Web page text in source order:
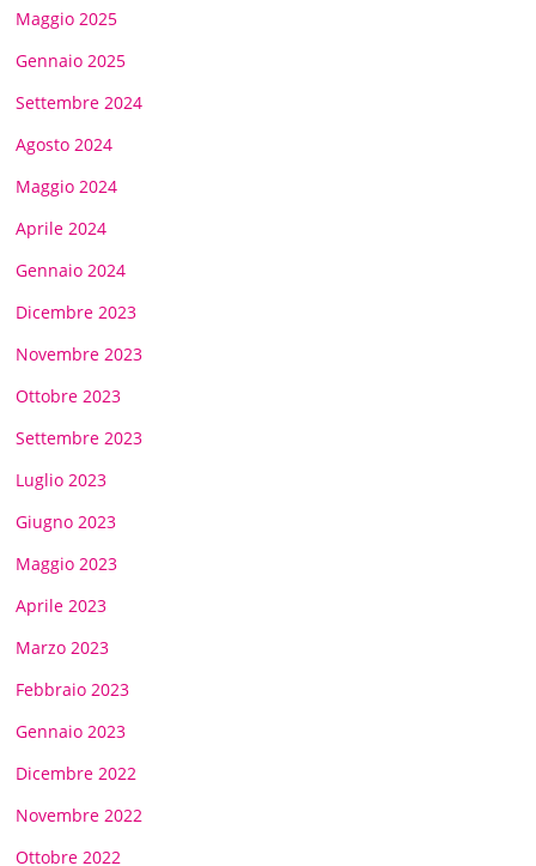
Maggio 2025
Gennaio 2025
Settembre 2024
Agosto 2024
Maggio 2024
Aprile 2024
Gennaio 2024
Dicembre 2023
Novembre 2023
Ottobre 2023
Settembre 2023
Luglio 2023
Giugno 2023
Maggio 2023
Aprile 2023
Marzo 2023
Febbraio 2023
Gennaio 2023
Dicembre 2022
Novembre 2022
Ottobre 2022